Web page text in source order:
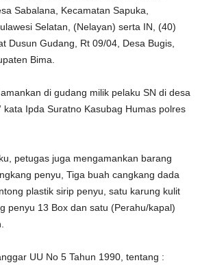
Sabalana, Kecamatan Sapuka,
Selatan, (Nelayan) serta IN, (40)
Dusun Gudang, Rt 09/04, Desa Bugis,
Bima.
di gudang milik pelaku SN di desa
kata Ipda Suratno Kasubag Humas polres
petugas juga mengamankan barang
penyu, Tiga buah cangkang dada
plastik sirip penyu, satu karung kulit
penyu 13 Box dan satu (Perahu/kapal)
UU No 5 Tahun 1990, tentang :